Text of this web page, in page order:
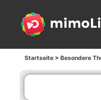
Startseite > Besondere